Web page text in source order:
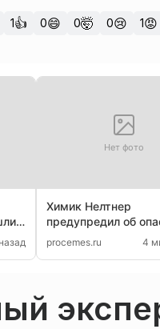
1👍 0😄 0🤯 0😢 1😡
Нет фото
Химик Нелтнер
предупредил об
горячей воды из-
procemes.ru 4